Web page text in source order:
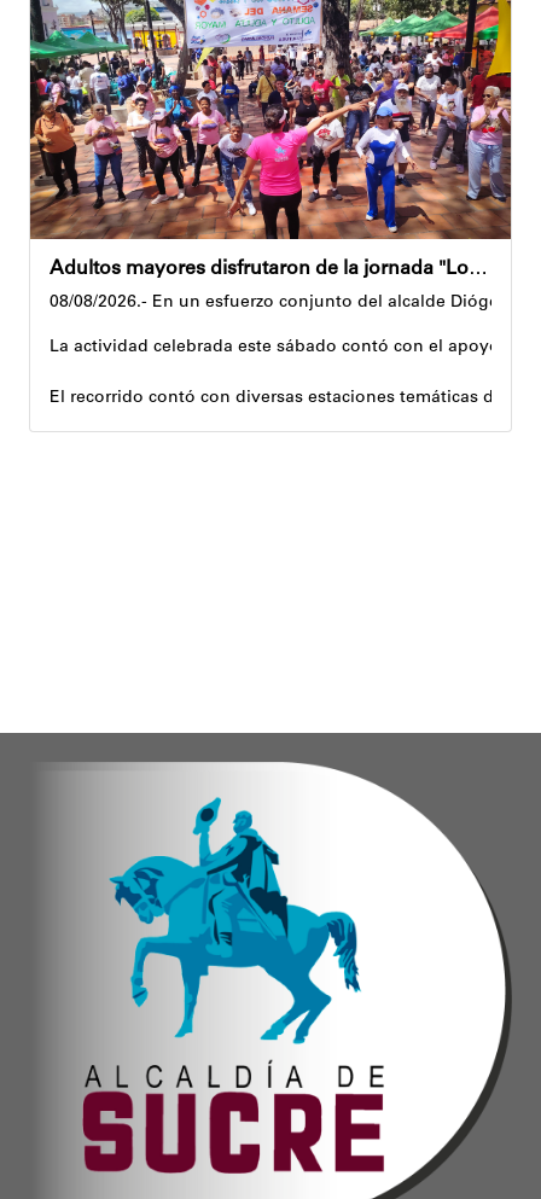
Además, estas acciones se ejecutan en articulación con
Andyvell Román
Adultos mayores disfrutaron de la jornada "Los abuelos ríen, Venezuela ríe"
08/08/2026.- En un esfuerzo conjunto del alcalde
La actividad celebrada este sábado contó con el apoyo
El recorrido contó con diversas estaciones temáticas